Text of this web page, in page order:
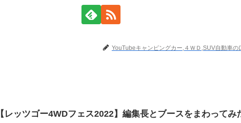
YouTubeキャンピングカー,４ＷＤ,SUV自動車の
【レッツゴー4WDフェス2022】編集長とブースをまわってみ